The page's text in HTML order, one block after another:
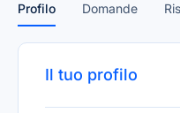
Profilo Domande
Il tuo profilo